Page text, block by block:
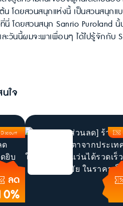
โดยสวนสนุกแห่งนี้ เป็นสวนสนุกแ
โดยสวนสนุก Sanrio Puroland
วันนี้ผมจะพาเพื่อนๆ ได้ไปรู้จักกับ
ใจ
ลด
Discount